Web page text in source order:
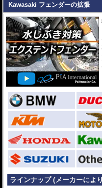
Kawasaki フェンダーの拡張
ラインナップ (メーカーによ